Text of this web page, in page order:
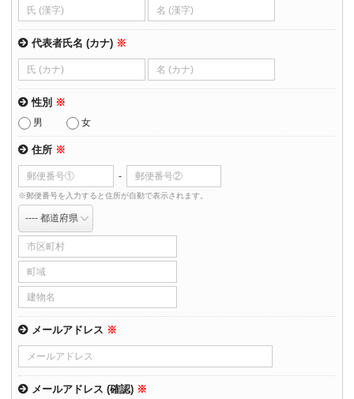
代表者氏名 (カナ) ※
性別 ※
男 女
住所 ※
-
※郵便番号を入力すると住所が自動で表示されます。
メールアドレス ※
メールアドレス (確認) ※